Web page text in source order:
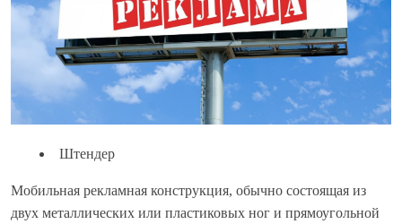
Штендер
Мобильная рекламная конструкция, обычно состоящая из
двух металлических или пластиковых ног и прямоугольной